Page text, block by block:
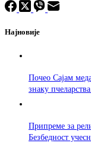
Најновије
Почео Сајам
знаку
Припреме за
Безбедност